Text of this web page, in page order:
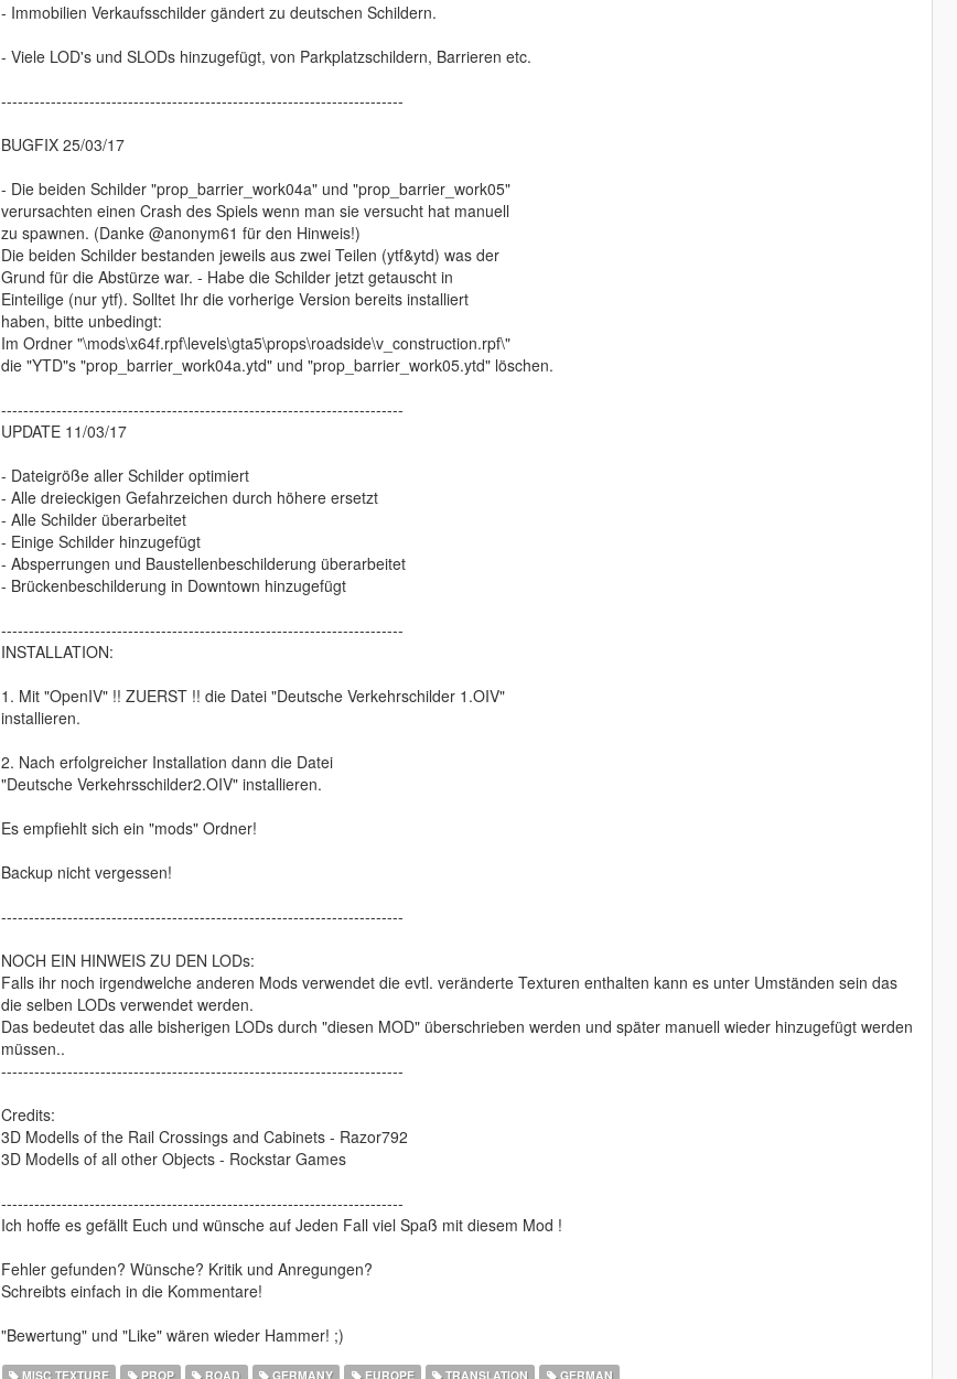
- Immobilien Verkaufsschilder gändert zu deutschen Schildern.
- Viele LOD's und SLODs hinzugefügt, von Parkplatzschildern, Barrieren etc.
-------------------------------------------------------------------------
BUGFIX 25/03/17
- Die beiden Schilder "prop_barrier_work04a" und "prop_barrier_work05"
verursachten einen Crash des Spiels wenn man sie versucht hat manuell
zu spawnen. (Danke @anonym61 für den Hinweis!)
Die beiden Schilder bestanden jeweils aus zwei Teilen (ytf&ytd) was der
Grund für die Abstürze war. - Habe die Schilder jetzt getauscht in
Einteilige (nur ytf). Solltet Ihr die vorherige Version bereits installiert
haben, bitte unbedingt:
Im Ordner "\mods\x64f.rpf\levels\gta5\props\roadside\v_construction.rpf\"
die "YTD"s "prop_barrier_work04a.ytd" und "prop_barrier_work05.ytd" löschen.
-------------------------------------------------------------------------
UPDATE 11/03/17
- Dateigröße aller Schilder optimiert
- Alle dreieckigen Gefahrzeichen durch höhere ersetzt
- Alle Schilder überarbeitet
- Einige Schilder hinzugefügt
- Absperrungen und Baustellenbeschilderung überarbeitet
- Brückenbeschilderung in Downtown hinzugefügt
-------------------------------------------------------------------------
INSTALLATION:
1. Mit "OpenIV" !! ZUERST !! die Datei "Deutsche Verkehrschilder 1.OIV"
installieren.
2. Nach erfolgreicher Installation dann die Datei
"Deutsche Verkehrsschilder2.OIV" installieren.
Es empfiehlt sich ein "mods" Ordner!
Backup nicht vergessen!
-------------------------------------------------------------------------
NOCH EIN HINWEIS ZU DEN LODs:
Falls ihr noch irgendwelche anderen Mods verwendet die evtl. veränderte Texturen enthalten kann es unter Umständen sein das
die selben LODs verwendet werden.
Das bedeutet das alle bisherigen LODs durch "diesen MOD" überschrieben werden und später manuell wieder hinzugefügt werden
müssen..
-------------------------------------------------------------------------
Credits:
3D Modells of the Rail Crossings and Cabinets - Razor792
3D Modells of all other Objects - Rockstar Games
-------------------------------------------------------------------------
Ich hoffe es gefällt Euch und wünsche auf Jeden Fall viel Spaß mit diesem Mod !
Fehler gefunden? Wünsche? Kritik und Anregungen?
Schreibts einfach in die Kommentare!
"Bewertung" und "Like" wären wieder Hammer! ;)
MISC TEXTURE PROP ROAD GERMANY EUROPE TRANSLATION GERMAN